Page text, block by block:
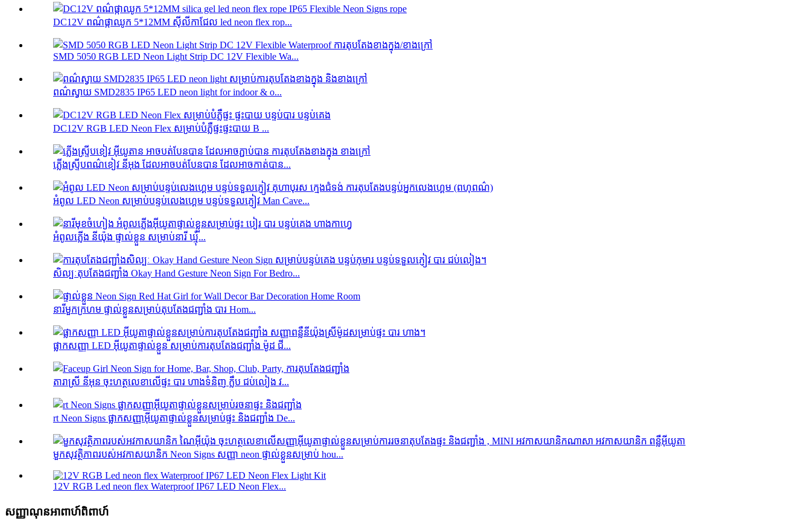
DC12V ពណ៌ផ្កាឈូក 5*12MM ស៊ីលីកាជែល led neon flex rop...
SMD 5050 RGB LED Neon Light Strip DC 12V Flexible Wa...
ពណ៌ស្វាយ SMD2835 IP65 LED neon light for indoor & o...
DC12V RGB LED Neon Flex សម្រាប់បំភ្លឺផ្ទះផ្ទះបាយ B ...
ភ្លើងស្ទ្រីបពណ៌ខៀវ នីអុង ដែលអាចបត់បែនបាន ដែលអាចកាត់បាន...
អំពូល LED Neon សម្រាប់បន្ទប់លេងហ្គេម បន្ទប់ទទួលភ្ញៀវ Man Cave...
អំពូលភ្លើង នីយ៉ុង ផ្ទាល់ខ្លួន សម្រាប់នារី ឃ្មុំ...
សិល្បៈតុបតែងជញ្ជាំង Okay Hand Gesture Neon Sign For Bedro...
នារីមួកក្រហម ផ្ទាល់ខ្លួនសម្រាប់តុបតែងជញ្ជាំង បារ Hom...
ផ្លាកសញ្ញា LED អ៊ីយូតាផ្ទាល់ខ្លួន សម្រាប់ការតុបតែងជញ្ជាំង ម៉ូដ ជី...
តារាស្រី នីអុន ចុះហត្ថលេខាលើផ្ទះ បារ ហាងទំនិញ ក្លឹប ជប់លៀង វ...
rt Neon Signs ផ្លាកសញ្ញាអ៊ីយូតាផ្ទាល់ខ្លួនសម្រាប់ផ្ទះ និងជញ្ជាំង De...
មួកសុវត្ថិភាពរបស់អវកាសយានិក Neon Signs សញ្ញា neon ផ្ទាល់ខ្លួនសម្រាប់ hou...
12V RGB Led neon flex Waterproof IP67 LED Neon Flex...
សញ្ញាណុនអាពាហ៍ពិពាហ៍